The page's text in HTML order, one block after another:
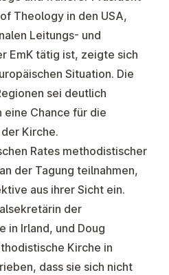
Theology in den USA,
Leitungs- und
EmK tätig ist, zeigte sich
Situation. Die
sei deutlich
eine Chance für die
Kirche.
Rates methodistischer
der Tagung teilnahmen,
aus ihrer Sicht ein.
der
in Irland, und Doug
Kirche in
dass sie sich nicht